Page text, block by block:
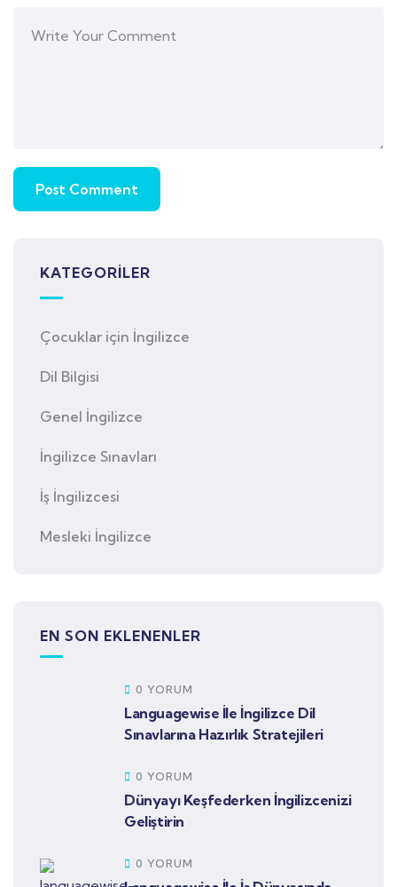
KATEGORILER
Çocuklar için İngilizce
Dil Bilgisi
Genel İngilizce
İngilizce Sınavları
İş İngilizcesi
Mesleki İngilizce
EN SON EKLENENLER
0 YORUM
Languagewise İle İngilizce Dil
Sınavlarına Hazırlık Stratejileri
0 YORUM
Dünyayı Keşfederken İngilizcenizi
Geliştirin
0 YORUM